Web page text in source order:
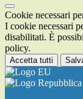
Cookie necessari
I cookie necessari
disabilitati. È
policy.
Accetta tutti